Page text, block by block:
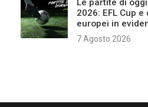
Le partite di
2026: EFL Cup
europei in
7 Agosto 2026